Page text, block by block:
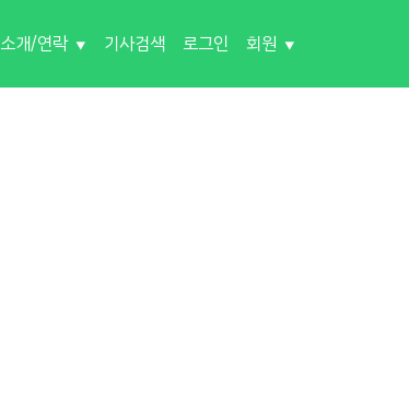
소개/연락 기사검색 로그인 회원